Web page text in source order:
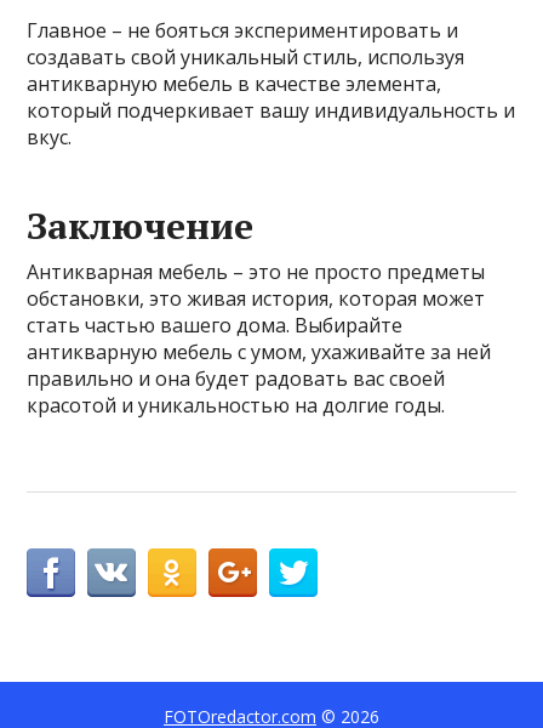
Главное – не бояться экспериментировать и
создавать свой уникальный стиль, используя
антикварную мебель в качестве элемента,
который подчеркивает вашу индивидуальность и
вкус.
Заключение
Антикварная мебель – это не просто предметы
обстановки, это живая история, которая может
стать частью вашего дома. Выбирайте
антикварную мебель с умом, ухаживайте за ней
правильно и она будет радовать вас своей
красотой и уникальностью на долгие годы.
FOTOredactor.com © 2026